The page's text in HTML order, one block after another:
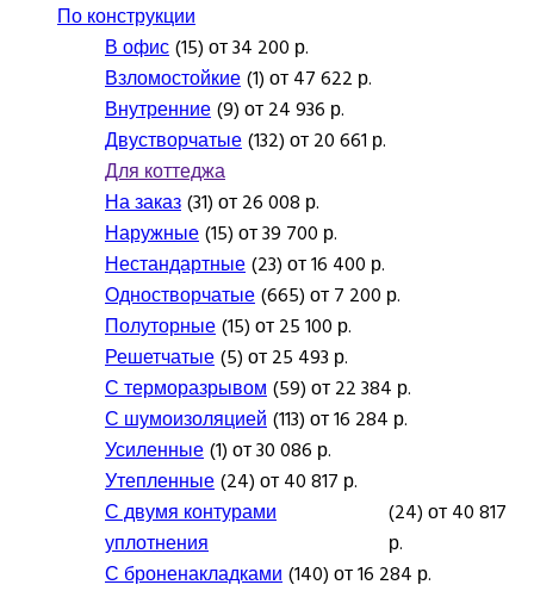
По конструкции
В офис(15) от 34 200 р.
Взломостойкие(1) от 47 622 р.
Внутренние(9) от 24 936 р.
Двустворчатые(132) от 20 661 р.
Для коттеджа
На заказ(31) от 26 008 р.
Наружные(15) от 39 700 р.
Нестандартные(23) от 16 400 р.
Одностворчатые(665) от 7 200 р.
Полуторные(15) от 25 100 р.
Решетчатые(5) от 25 493 р.
С терморазрывом(59) от 22 384 р.
С шумоизоляцией(113) от 16 284 р.
Усиленные(1) от 30 086 р.
Утепленные(24) от 40 817 р.
С двумя контурами
уплотнения
(24) от 40 817
р.
С броненакладками(140) от 16 284 р.